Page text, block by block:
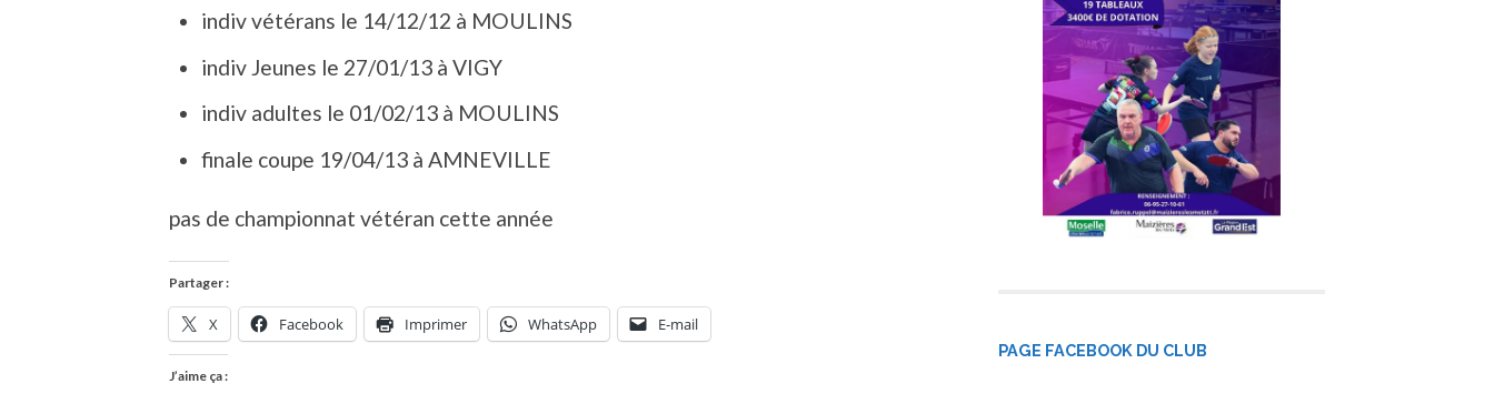
indiv vétérans le 14/12/12 à MOULINS
indiv Jeunes le 27/01/13 à VIGY
indiv adultes le 01/02/13 à MOULINS
finale coupe 19/04/13 à AMNEVILLE
pas de championnat vétéran cette année
Partager :
X Facebook Imprimer WhatsApp E-mail
J’aime ça :
PAGE FACEBOOK DU CLUB